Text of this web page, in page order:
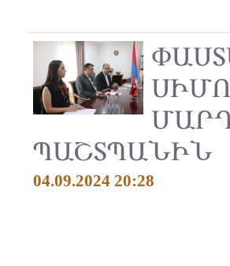
ՊԱՇՏՊԱՆԻՆ
04.09.2024 20:28